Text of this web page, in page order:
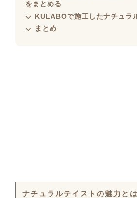
をまとめる
KULABOで施工したナチュラ
まとめ
ナチュラルテイストの魅力と